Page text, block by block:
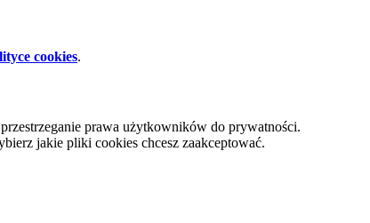
cookies.
prawa użytkowników do prywatności.
jakie pliki cookies chcesz zaakceptować.